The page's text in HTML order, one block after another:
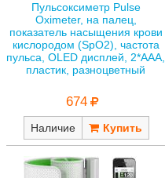
Пульсоксиметр Pulse
Oximeter, на палец,
показатель насыщения крови
кислородом (SpO2), частота
пульса, OLED дисплей, 2*AAA,
пластик, разноцветный
674
Наличие